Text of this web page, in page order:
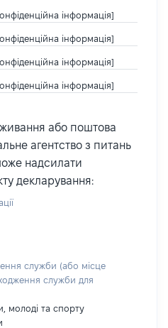
інформація]
інформація]
інформація]
інформація]
або поштова
агентство з питань
надсилати
декларування:
служби (або місце
служби для
молоді та спорту